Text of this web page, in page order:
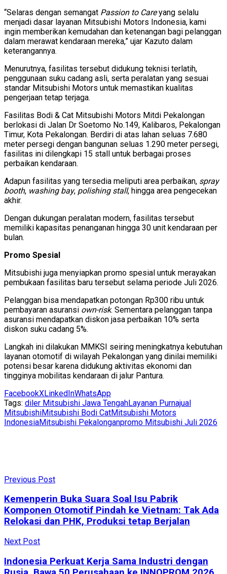
“Selaras dengan semangat Passion to Careyang selalu
menjadi dasar layanan Mitsubishi Motors Indonesia, kami
ingin memberikan kemudahan dan ketenangan bagi pelanggan
dalam merawat kendaraan mereka,” ujar Kazuto dalam
keterangannya.
Menurutnya, fasilitas tersebut didukung teknisi terlatih,
penggunaan suku cadang asli, serta peralatan yang sesuai
standar Mitsubishi Motors untuk memastikan kualitas
pengerjaan tetap terjaga.
Fasilitas Bodi & Cat Mitsubishi Motors Mitdi Pekalongan
berlokasi di Jalan Dr Soetomo No.149, Kalibaros, Pekalongan
Timur, Kota Pekalongan. Berdiri di atas lahan seluas 7.680
meter persegi dengan bangunan seluas 1.290 meter persegi,
fasilitas ini dilengkapi 15 stall untuk berbagai proses
perbaikan kendaraan.
Adapun fasilitas yang tersedia meliputi area perbaikan, spray
booth, washing bay, polishing stall, hingga area pengecekan
akhir.
Dengan dukungan peralatan modern, fasilitas tersebut
memiliki kapasitas penanganan hingga 30 unit kendaraan per
bulan.
Promo Spesial
Mitsubishi juga menyiapkan promo spesial untuk merayakan
pembukaan fasilitas baru tersebut selama periode Juli 2026.
Pelanggan bisa mendapatkan potongan Rp300 ribu untuk
pembayaran asuransi own-risk. Sementara pelanggan tanpa
asuransi mendapatkan diskon jasa perbaikan 10% serta
diskon suku cadang 5%.
Langkah ini dilakukan MMKSI seiring meningkatnya kebutuhan
layanan otomotif di wilayah Pekalongan yang dinilai memiliki
potensi besar karena didukung aktivitas ekonomi dan
tingginya mobilitas kendaraan di jalur Pantura.
FacebookXLinkedInWhatsApp
Tags: diler Mitsubishi Jawa TengahLayanan Purnajual
MitsubishiMitsubishi Bodi CatMitsubishi Motors
IndonesiaMitsubishi Pekalonganpromo Mitsubishi Juli 2026
Previous Post
Kemenperin Buka Suara Soal Isu Pabrik
Komponen Otomotif Pindah ke Vietnam: Tak Ada
Relokasi dan PHK, Produksi tetap Berjalan
Next Post
Indonesia Perkuat Kerja Sama Industri dengan